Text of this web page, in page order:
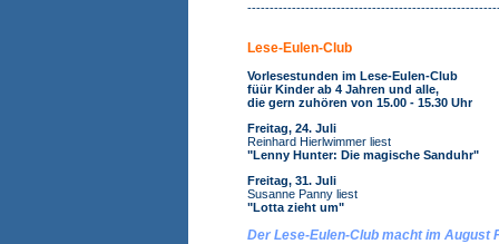
Lese-Eulen-Club
Vorlesestunden im Lese-Eulen-Club
füür Kinder ab 4 Jahren und alle,
die gern zuhören von 15.00 - 15.30 Uhr
Freitag, 24. Juli
Reinhard Hierlwimmer liest
"Lenny Hunter: Die magische Sanduhr"
Freitag, 31. Juli
Susanne Panny liest
"Lotta zieht um"
Der Lese-Eulen-Club macht im August